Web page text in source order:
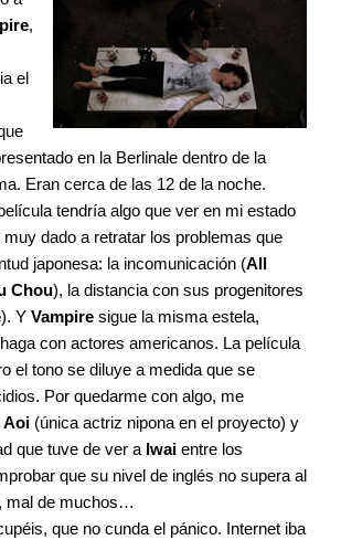
,
el
en la Berlinale dentro de la
Eran cerca de las 12 de la noche.
tendría algo que ver en mi estado
muy dado a retratar los problemas que
japonesa: la incomunicación (All
Chou), la distancia con sus progenitores
). Y Vampire sigue la misma estela,
con actores americanos. La película
el tono se diluye a medida que se
Por quedarme con algo, me
Aoi (única actriz nipona en el proyecto) y
que tuve de ver a Iwai entre los
que su nivel de inglés no supera al
mal de muchos…
que no cunda el pánico. Internet iba